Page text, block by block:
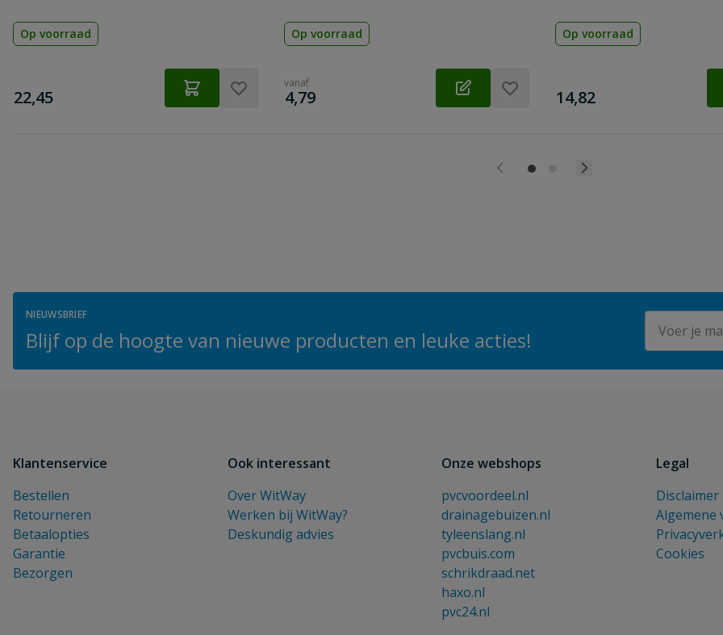
Op voorraad
€
22,45
Op voorraad
vanaf
€
4,79
Op voorraad
€
14,82
NIEUWSBRIEF
Blijf op de hoogte van nieuwe producten en leuke acties!
Klantenservice
Bestellen
Retourneren
Betaalopties
Garantie
Bezorgen
Ook interessant
Over WitWay
Werken bij WitWay?
Deskundig advies
Onze webshops
pvcvoordeel.nl
drainagebuizen.nl
tyleenslang.nl
pvcbuis.com
schrikdraad.net
haxo.nl
pvc24.nl
Legal
Disclaimer
Algemene
Cookies